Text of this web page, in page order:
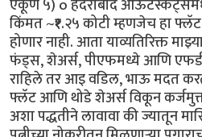
एकूण ५) o हैदराबाद
किंमत ~₹१.२५ कोटी म्हणजेच हा
होणार नाही. आता याव्यतिरिक्त
फंड्स, शेअर्स, पीएफमध्ये आणि
राहिले तर आइ वडिल, भाऊ मदत
फ्लॅट आणि थोडे शेअर्स विकून
अशा पद्धतीने लावावा की ज्यातून